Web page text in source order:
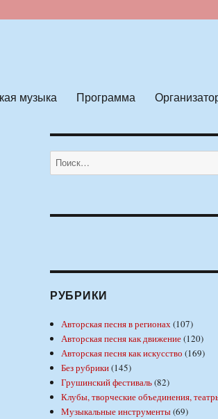
музыка Программа
Искать:
РУБРИКИ
Авторская песня в регионах(107)
Авторская песня как движение(120)
Авторская песня как искусство (169)
Без рубрики(145)
Грушинский фестиваль(82)
Клубы, творческие объединения,
Музыкальные инструменты(69)